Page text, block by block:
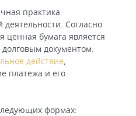
практика
Согласно
ценная бумага является
документом.
действие,
платежа и его
формах: